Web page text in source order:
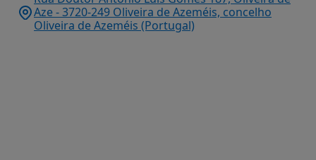
Aze - 3720-249 Oliveira de Azeméis, concelho
Oliveira de Azeméis (Portugal)